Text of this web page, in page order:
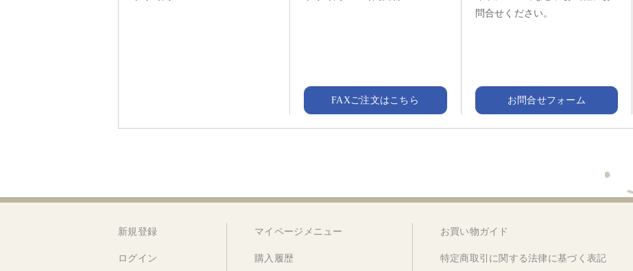
FAXご注文はこちら
問合せください。
お問合せフォーム
新規登録
ログイン
マイページメニュー
購入履歴
お買い物ガイド
特定商取引に関する法律に基づく表記